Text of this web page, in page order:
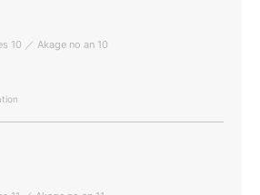
10 ／ Akage no an 10